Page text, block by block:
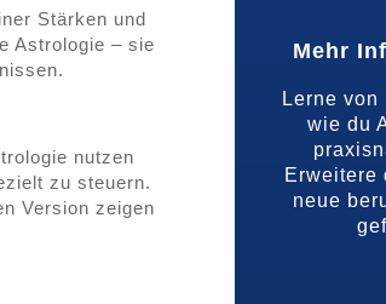
Stärken und
Astrologie – sie
nutzen
zu steuern.
Version zeigen
Mehr
Lerne
wie du
Erweitere
neue